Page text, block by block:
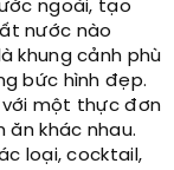
ngoài, tạo
nước nào
khung cảnh phù
bức hình đẹp.
với một thực đơn
ăn khác nhau.
loại, cocktail,